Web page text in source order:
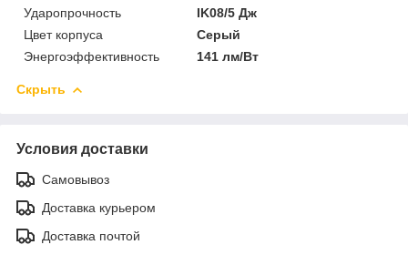
Ударопрочность
IK08/5 Дж
Цвет корпуса
Серый
Энергоэффективность
141 лм/Вт
Скрыть
Условия доставки
Самовывоз
Доставка курьером
Доставка почтой